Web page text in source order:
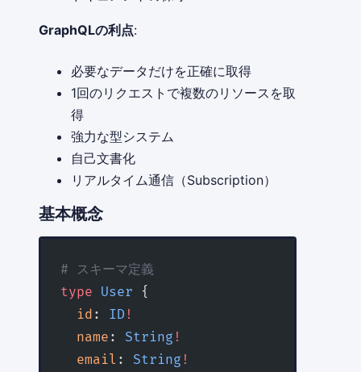
GraphQLの利点:
必要なデータだけを正確に取得
1回のリクエストで複数のリソースを取
得
強力な型システム
自己文書化
リアルタイム通信（Subscription）
基本概念
# スキーマ定義
type User {
  id
: ID !
  name
: String !
  email
: String !